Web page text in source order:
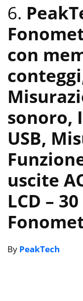
6.
con
sonoro,
USB,
uscite
LCD –
By PeakTech